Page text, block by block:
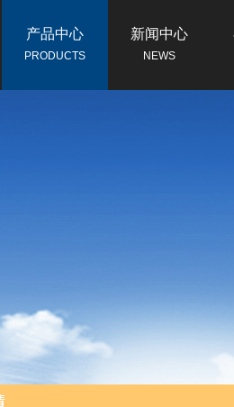
产品中心
PRODUCTS
新闻中心
NEWS